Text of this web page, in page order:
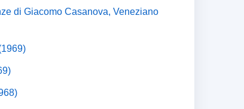
di Giacomo Casanova, Veneziano